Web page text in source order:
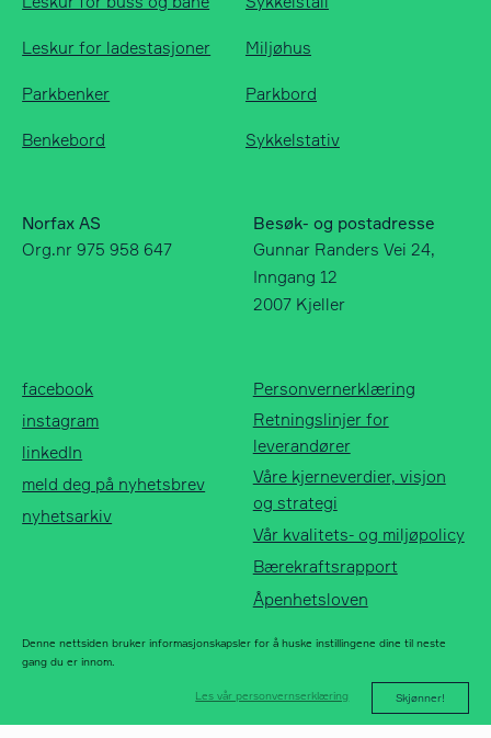
Org.nr 975 958 647
instagram
meld deg på
nyhetsbrev
nyhetsarkiv
Denne nettsiden bruker informasjonskapsler for å huske instillingene dine til neste
gang du er innom.
Les vår personvernserklæring Skjønner!
Leskur for ladestasjoner Miljøhus
Parkbenker Parkbord
Benkebord Sykkelstativ
Norfax AS
Org.nr 975 958 647
Besøk- og postadresse
Gunnar Randers Vei 24,
Inngang 12
2007 Kjeller
facebook
instagram
linkedIn
meld deg på nyhetsbrev
nyhetsarkiv
Personvernerklæring
Retningslinjer for
leverandører
Våre kjerneverdier, visjon
og strategi
Vår kvalitets- og miljøpolicy
Bærekraftsrapport
Åpenhetsloven